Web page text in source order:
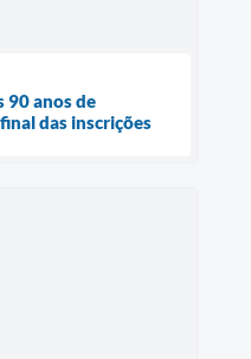
90 anos de
das inscrições